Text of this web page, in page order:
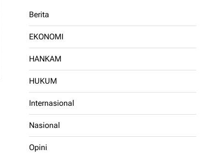
Berita
EKONOMI
HANKAM
HUKUM
Internasional
Nasional
Opini